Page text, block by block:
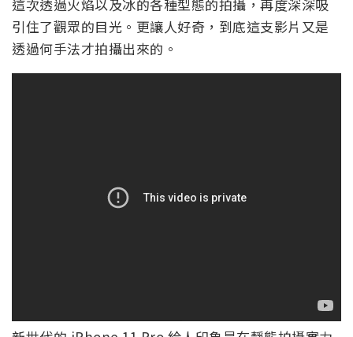
這次透過火焰以及冰的各種型態的拍攝，再度深深吸
引住了觀眾的目光。更讓人好奇，到底這支影片又是
透過何手法才拍攝出來的。